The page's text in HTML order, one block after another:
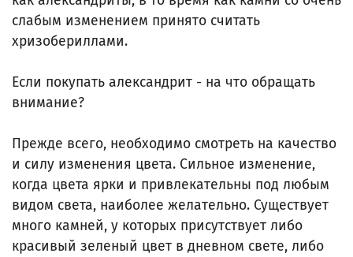
слабым изменением принято считать
хризобериллами.
Если покупать александрит - на что обращать
внимание?
Прежде всего, необходимо смотреть на качество
и силу изменения цвета. Сильное изменение,
когда цвета ярки и привлекательны под любым
видом света, наиболее желательно. Существует
много камней, у которых присутствует либо
красивый зеленый цвет в дневном свете, либо